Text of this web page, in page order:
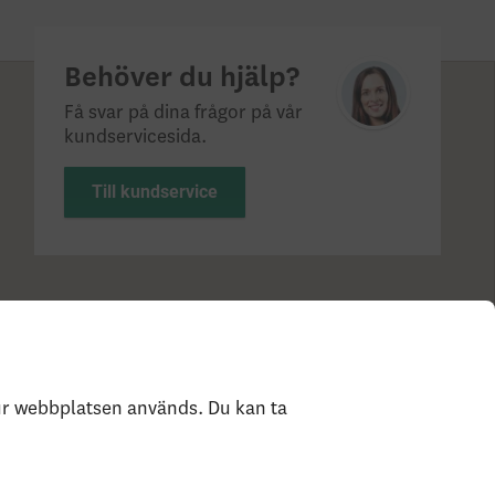
Behöver du hjälp?
Få svar på dina frågor på vår
kundservicesida.
Till kundservice
webbplatsen används. Du kan ta